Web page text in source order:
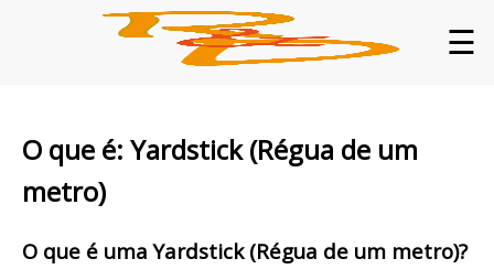
☰
O que é: Yardstick (Régua de um
metro)
O que é uma Yardstick (Régua de um metro)?